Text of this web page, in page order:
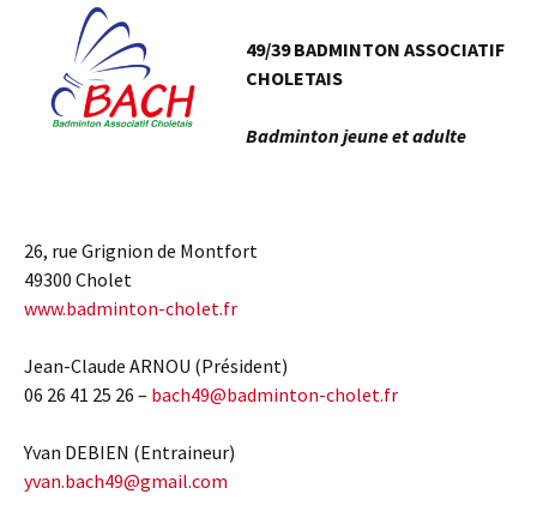
49/39 BADMINTON ASSOCIATIF
CHOLETAIS
Badminton jeune et adulte
26, rue Grignion de Montfort
49300 Cholet
www.badminton-cholet.fr
Jean-Claude ARNOU (Président)
06 26 41 25 26 – bach49@badminton-cholet.fr
Yvan DEBIEN (Entraineur)
yvan.bach49@gmail.com